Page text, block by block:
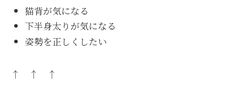
猫背が気になる
下半身太りが気になる
姿勢を正しくしたい
↑ ↑ ↑